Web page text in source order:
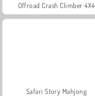
Offroad Crash Climber 4X4
Safari Story Mahjong